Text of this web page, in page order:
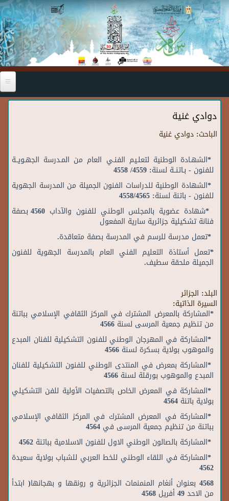
Skip to main content
دوادي غنية
الباحث: دوادي غنية
*الشهـادة الوطنية لتعلـيم الفنـي العام من المـدرسة الجهـويــة
للفنون - بـاتنــة لسنة: 4559/ 4558
*الشهادة الوطنية للدراسات الفنون الجميلة من المدرسة الجهوية
للفنون - باتنة لسنة: 4558/4565
*شهادة عضوية بالمجلس الوطني للفنون والآداب 4560 بصفة
فنانة تشكيلية جزائرية سارية المفعول
*تعمل مدرسة للرسم في المدرسة بصفة متعاقدة.
*تعمل أستاذة التعليم الفني العام بالمدرسة الجهوية للفنون
الجميلة ملحقة سطيف.
البلد: الجزائر
السيرة الذاتية:
*المشاركة بالمعرض المشترك في المركز الثقافي الإسلامي بباتنة
من تنظيم جمعية المرسى لسنة 4566
*المشاركة في المهرجان الوطني للفنون التشكيلية للفنان المبدع
والموهوب بولاية بسكرة لسنة 4566
*المشاركة بمعرض في المنتدى الوطني للفنون التشكيلية للفنان
المبدع والموهوب بورقلة لسنة 4566
*المشاركة في المعرض الخاص بالتصفيات الأولية للفن التشكيلي
بولاية باتنة 4564
*المشاركة في المعرض المشترك في المركز الثقافي الإسلامي
بباتنة من تنظيم جمعية المرسى في 4564
*المشاركة بالصالون الوطني الاول للفنون الاسلامية بباتنة 4562
*المشاركة في اللقاء الوطني للخط العربي للشباب بولاية سعيدة
4562
4568 بعنوان أنغام المنمنمات الجزائرية و رونقها و بهجانها( ابتدأ
من الاحد 49 أفريل 4568